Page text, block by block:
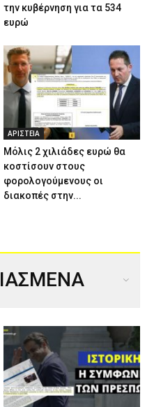
την κυβέρνηση για τα 534
ευρώ
ΑΡΙΣΤΕΙΑ
Μόλις 2 χιλιάδες ευρώ θα
κοστίσουν στους
φορολογούμενους οι
διακοπές στην...